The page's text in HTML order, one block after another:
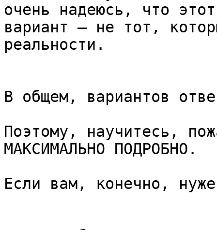
очень надеюсь, что
вариант — не тот,
реальности.
В общем, вариантов
Поэтому, научитесь,
МАКСИМАЛЬНО ПОДРОБНО.
Если вам, конечно,